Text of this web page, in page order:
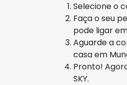
Selecione o
Faça o seu
pode ligar
Aguarde a
casa em
Pronto!
SKY.